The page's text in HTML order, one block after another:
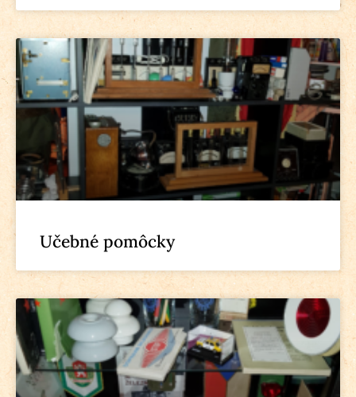
Učebné pomôcky